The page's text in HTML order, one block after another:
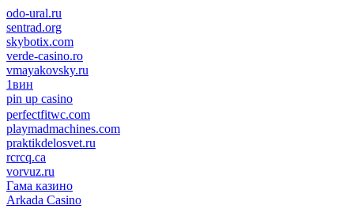
odo-ural.ru
sentrad.org
skybotix.com
verde-casino.ro
vmayakovsky.ru
1вин
pin up casino
пин ап
1win
perfectfitwc.com
playmadmachines.com
praktikdelosvet.ru
rcrcq.ca
vorvuz.ru
Гама казино
Arkada Casino